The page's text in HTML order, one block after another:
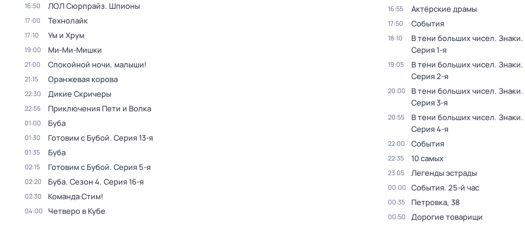
16:50 ЛОЛ Сюрпрайз. Шпионы
17:00 Технолайк
17:10 Ум и Хрум
19:00 Ми-Ми-Мишки
21:00 Спокойной ночи, малыши!
21:15 Оранжевая корова
22:30 Дикие Скричеры
22:55 Приключения Пети и Волка
01:00 Буба
01:30 Готовим с Бубой. Серия 13-я
01:35 Буба
02:15 Готовим с Бубой. Серия 5-я
02:20 Буба. Сезон 4. Серия 16-я
02:30 Команда Стим!
04:00 Четверо в Кубе
16:55 Актёрские драмы
17:50 События
18:10 В тени больших чисел. Знаки
Серия 1-я
19:05 В тени больших чисел. Знаки
Серия 2-я
20:00 В тени больших чисел. Знаки
Серия 3-я
20:55 В тени больших чисел. Знаки
Серия 4-я
22:00 События
22:35 10 самых
23:05 Легенды эстрады
00:00 События. 25-й час
00:35 Петровка, 38
00:50 Дорогие товарищи